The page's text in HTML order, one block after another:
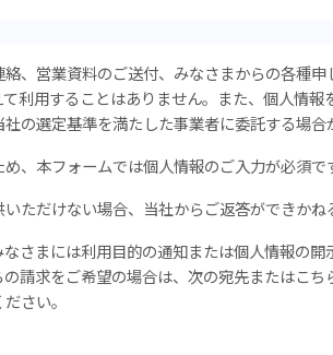
、営業資料のご送付、みなさまからの各種
利用することはありません。また、個人情報
の選定基準を満たした事業者に委託する場合
、本フォームでは個人情報のご入力が必須で
ただけない場合、当社からご返答ができかね
さまには利用目的の通知または個人情報の
請求をご希望の場合は、次の宛先またはこち
さい。